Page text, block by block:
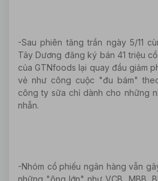
-Sau phiên tăng trần ngày 5/11
Tây Dương đăng ký bán 41 triệu
của GTNfoods lại quay đầu giảm
vẻ như công cuộc "đu bám"
công ty sữa chỉ dành cho những
nhẫn.
-Nhóm cổ phiếu ngân hàng vẫn